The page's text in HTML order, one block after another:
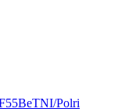
TNI/Polri